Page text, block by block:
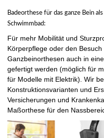
Badeorthese für das ganze Bein
Schwimmbad:
Für mehr Mobilität und
Körperpflege oder den
Ganzbeinorthesen auch in
gefertigt werden (möglich für
für Modelle mit Elektrik). Wir
Konstruktionsvarianten und
Versicherungen und
Maßorthese für den